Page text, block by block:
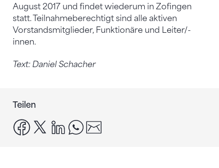
August 2017 und findet wiederum in Zofingen
statt. Teilnahmeberechtigt sind alle aktiven
Vorstandsmitglieder, Funktionäre und Leiter/-
innen.
Text: Daniel Schacher
Teilen
facebook
x linkedinwhatsapp